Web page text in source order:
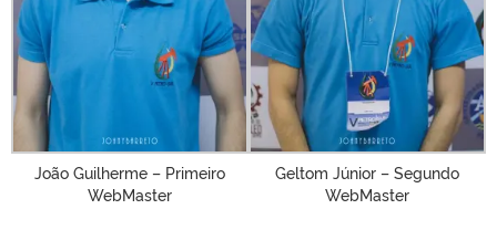
João Guilherme – Primeiro
WebMaster
Geltom Júnior – Segundo
WebMaster